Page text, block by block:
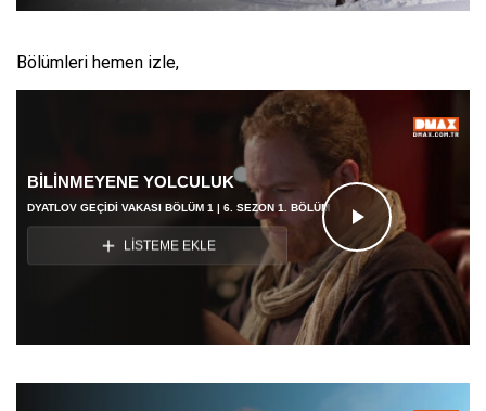
Bölümleri hemen izle,
Videoyu
Oynat
BİLİNMEYENE YOLCULUK
DYATLOV GEÇİDİ VAKASI BÖLÜM 1 | 6. SEZON 1. BÖLÜM
LİSTEME EKLE